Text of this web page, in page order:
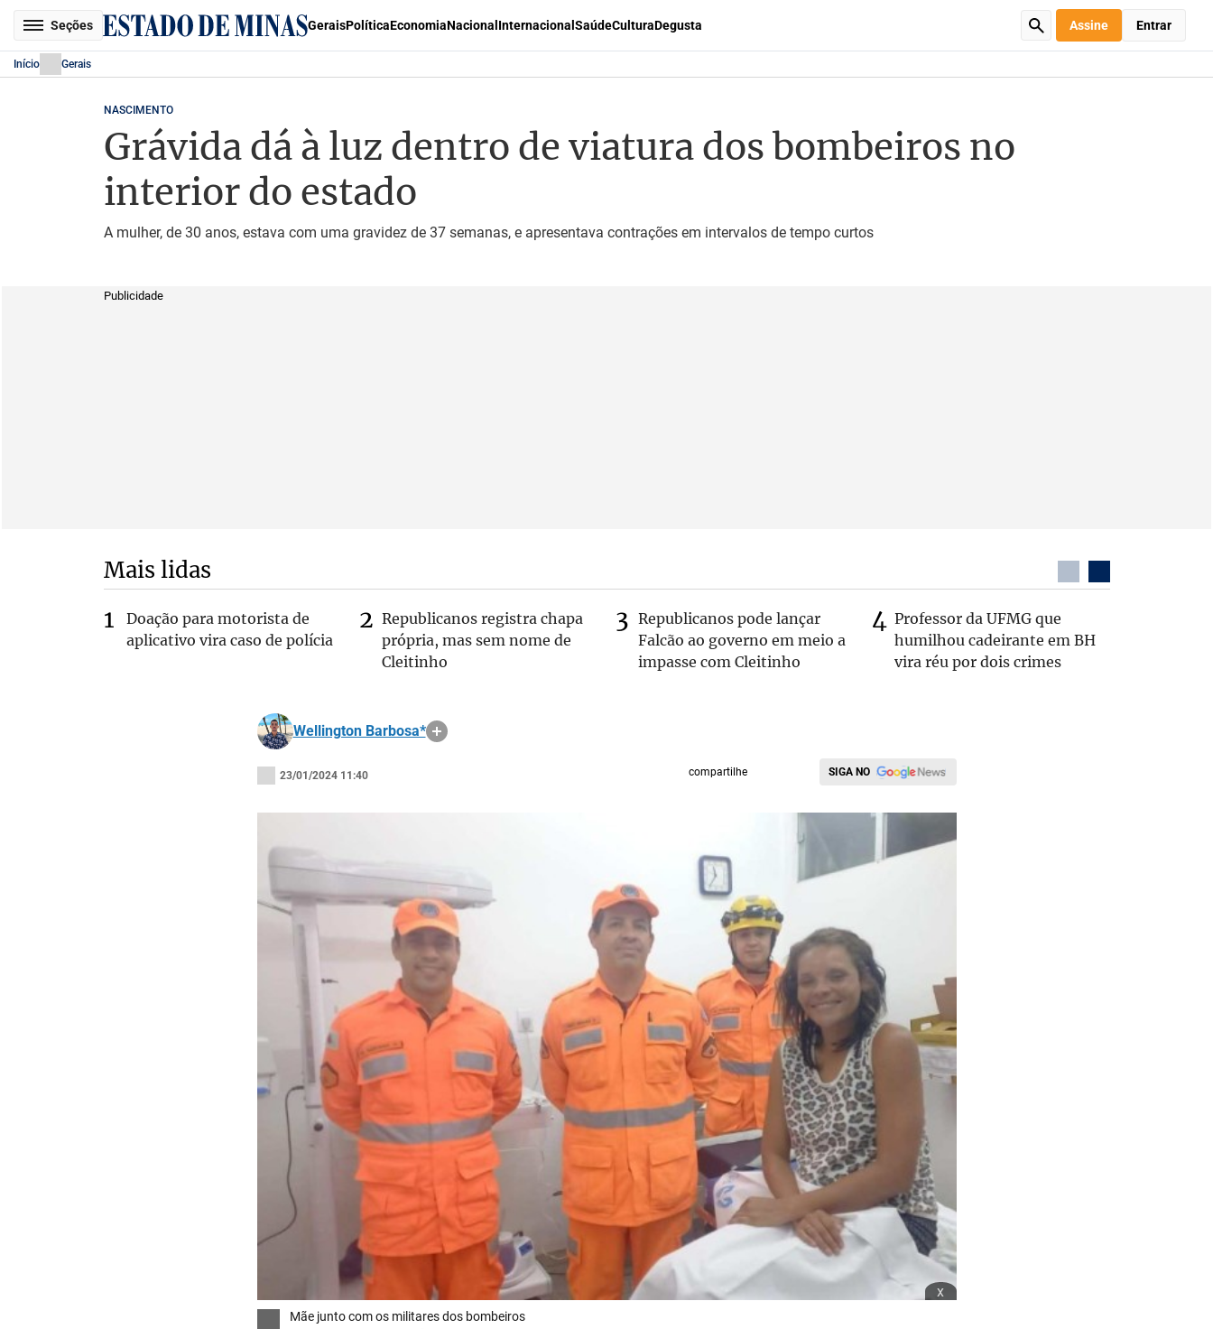
Seções GeraisPolíticaEconomiaNacional Internacional SaúdeCulturaDegusta Assine Entrar
Início Gerais
NASCIMENTO
Grávida dá à luz dentro de viatura dos bombeiros no
interior do estado
A mulher, de 30 anos, estava com uma gravidez de 37 semanas, e apresentava contrações em intervalos de tempo curtos
Publicidade
Mais lidas
Doação para motorista de
aplicativo vira caso de polícia
Republicanos registra chapa
própria, mas sem nome de
Cleitinho
Republicanos pode lançar
Falcão ao governo em meio a
impasse com Cleitinho
Professor da UFMG que
humilhou cadeirante em BH
vira réu por dois crimes
Wellington Barbosa*
23/01/2024 11:40 compartilhe SIGA NO
x
Mãe junto com os militares dos bombeiros